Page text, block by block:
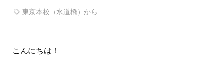
東京本校（水道橋）から
こんにちは！